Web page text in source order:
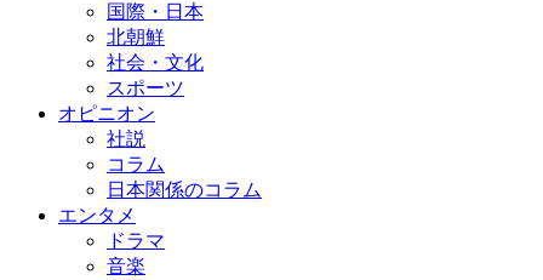
国際・日本
北朝鮮
社会・文化
スポーツ
オピニオン
社説
コラム
日本関係のコラム
エンタメ
ドラマ
音楽